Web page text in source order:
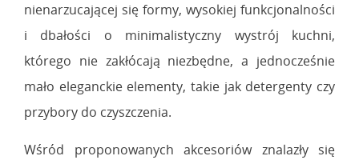
nienarzucającej się formy, wysokiej funkcjonalności
i dbałości o minimalistyczny wystrój kuchni,
którego nie zakłócają niezbędne, a jednocześnie
mało eleganckie elementy, takie jak detergenty czy
przybory do czyszczenia.
Wśród proponowanych akcesoriów znalazły się